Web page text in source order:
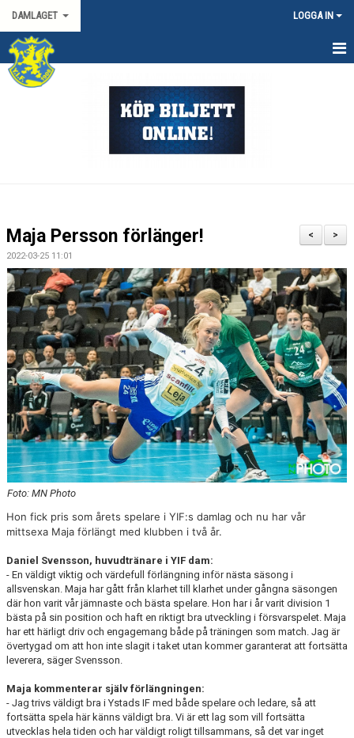
DAMLAGET LOGGA IN
HEM
SPORTGRUPP DAM
DAMALLSVENSKAN
SVENSKA CUPEN DAM
>
<
Maja Persson förlänger!
2022-03-25 11:01
Foto: MN Photo
Hon fick pris som årets spelare i YIF:s damlag och nu har vår
mittsexa Maja förlängt med klubben i två år.
Daniel Svensson, huvudtränare i YIF dam:
- En väldigt viktig och värdefull förlängning inför nästa säsong i
allsvenskan. Maja har gått från klarhet till klarhet under gångna säsongen
där hon varit vår jämnaste och bästa spelare. Hon har i år varit division 1
bästa på sin position och haft en riktigt bra utveckling i försvarspelet. Maja
har ett härligt driv och engagemang både på träningen som match. Jag är
övertygad om att hon inte slagit i taket utan kommer garanterat att fortsätta
leverera, säger Svensson.
Maja kommenterar själv förlängningen:
- Jag trivs väldigt bra i Ystads IF med både spelare och ledare, så att
fortsätta spela här känns väldigt bra. Vi är ett lag som vill fortsätta
utvecklas hela tiden och har väldigt roligt tillsammans, så det var inget